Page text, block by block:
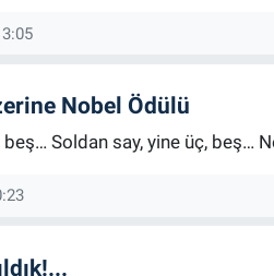
Nobel Ödülü
beş… Soldan say, yine üç, beş…